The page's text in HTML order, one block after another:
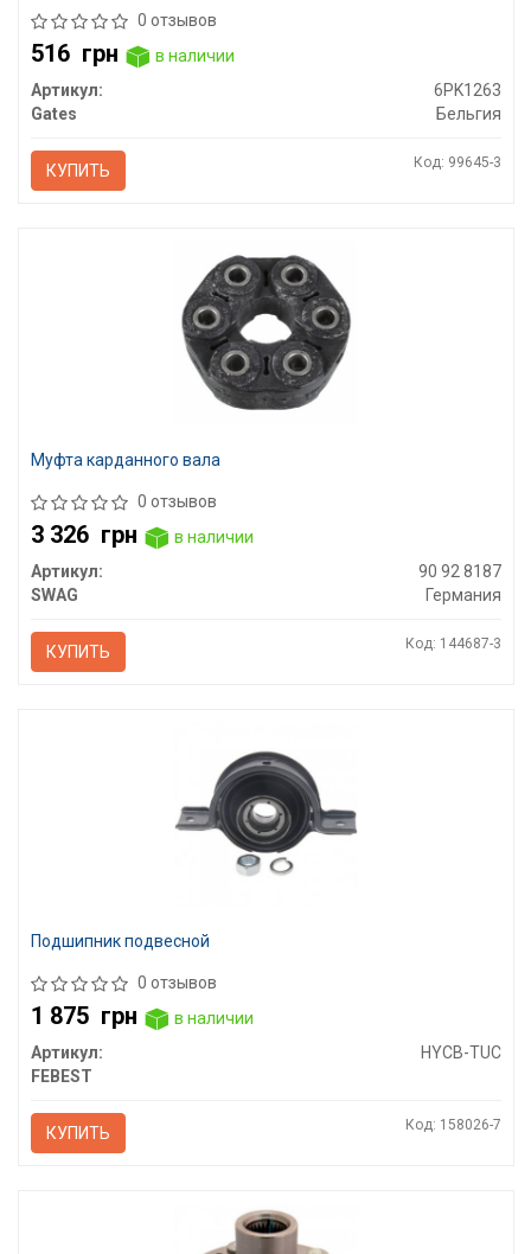
0 отзывов
516 грн
в наличии
Артикул:
6PK1263
Gates
Бельгия
КУПИТЬ Код: 99645-3
Муфта карданного вала
0 отзывов
3 326 грн
в наличии
Артикул:
90 92 8187
SWAG
Германия
КУПИТЬ Код: 144687-3
Подшипник подвесной
0 отзывов
1 875 грн
в наличии
Артикул:
HYCB-TUC
FEBEST
КУПИТЬ Код: 158026-7